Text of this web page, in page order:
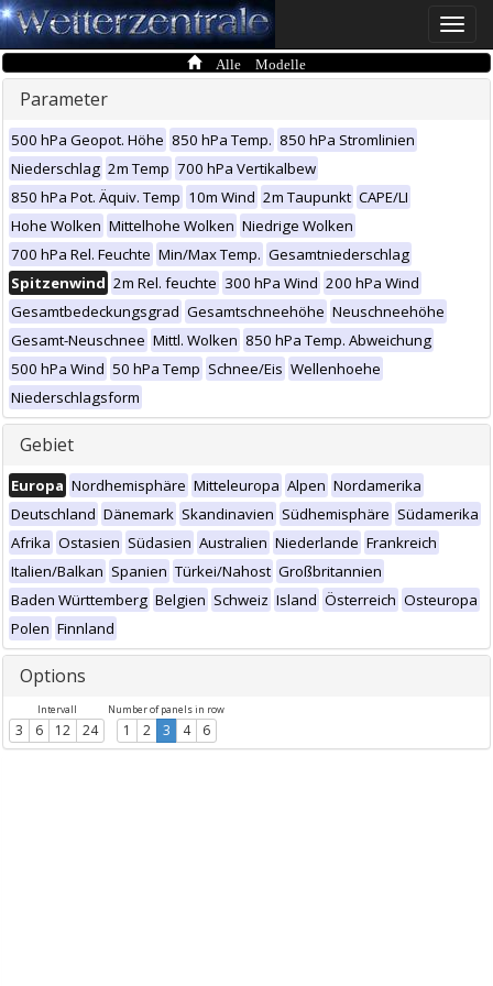
Toggle
Alle Modelle
Parameter
500 hPa Geopot. Höhe 850 hPa Temp. 850 hPa Stromlinien
Niederschlag 2m Temp 700 hPa Vertikalbew
850 hPa Pot. Äquiv. Temp 10m Wind 2m Taupunkt CAPE/LI
Hohe Wolken Mittelhohe Wolken Niedrige Wolken
700 hPa Rel. Feuchte Min/Max Temp. Gesamtniederschlag
Spitzenwind 2m Rel. feuchte 300 hPa Wind 200 hPa Wind
Gesamtbedeckungsgrad Gesamtschneehöhe Neuschneehöhe
Gesamt-Neuschnee Mittl. Wolken 850 hPa Temp. Abweichung
500 hPa Wind 50 hPa Temp Schnee/Eis Wellenhoehe
Niederschlagsform
Gebiet
Europa Nordhemisphäre Mitteleuropa Alpen Nordamerika
Deutschland Dänemark Skandinavien Südhemisphäre Südamerika
Afrika Ostasien Südasien Australien Niederlande Frankreich
Italien/Balkan Spanien Türkei/Nahost Großbritannien
Baden Württemberg Belgien Schweiz Island Österreich Osteuropa
Polen Finnland
Options
Intervall
3 6 12 24
Number of panels in row
1 2 3 4 6